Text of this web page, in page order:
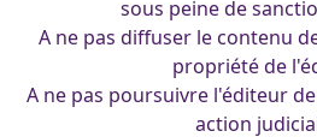
sous peine de
A ne pas diffuser le contenu
propriété de
A ne pas poursuivre l'éditeur
action
(cc) 2025 Les Pin-Up's d'Arpa.